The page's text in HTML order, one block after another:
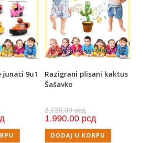
junaci 9u1
Razigrani plisani kaktus
Šašavko
2.720,00рсд
1.990,00 рсд
DODAJ U KORPU